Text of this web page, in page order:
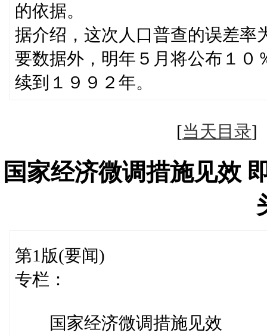
的依据。
据介绍，这次人口普查的误差
要数据外，明年５月将公布１０
续到１９９２年。
[当天目录
国家经济微调措施见效
第1版(要闻)
专栏：
国家经济微调措施见效